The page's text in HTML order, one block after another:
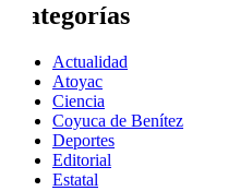
Categorías
Actualidad
Atoyac
Ciencia
Coyuca de Benítez
Deportes
Editorial
Estatal